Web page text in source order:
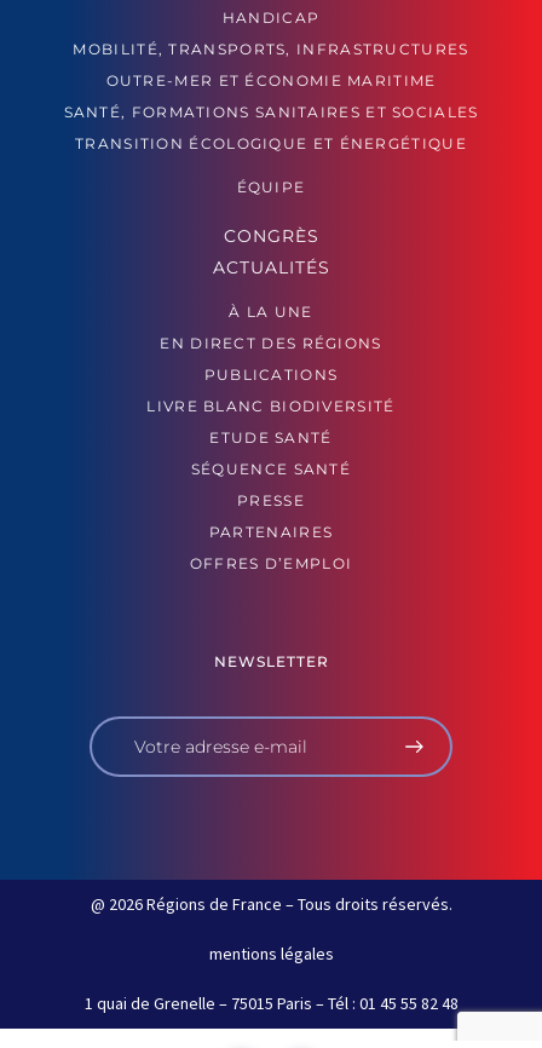
HANDICAP
MOBILITÉ, TRANSPORTS, INFRASTRUCTURES
OUTRE-MER ET ÉCONOMIE MARITIME
SANTÉ, FORMATIONS SANITAIRES ET SOCIALES
TRANSITION ÉCOLOGIQUE ET ÉNERGÉTIQUE
ÉQUIPE
CONGRÈS
ACTUALITÉS
À LA UNE
EN DIRECT DES RÉGIONS
PUBLICATIONS
LIVRE BLANC BIODIVERSITÉ
ETUDE SANTÉ
SÉQUENCE SANTÉ
PRESSE
PARTENAIRES
OFFRES D’EMPLOI
NEWSLETTER
@ 2026 Régions de France – Tous droits réservés.
mentions légales
1 quai de Grenelle – 75015 Paris – Tél : 01 45 55 82 48